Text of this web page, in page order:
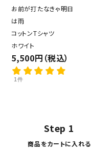
お前が打たなきゃ明日
は雨
コットンTシャツ
ホワイト
5,500円（税込）
1件
Step 1
商品をカートに入れる